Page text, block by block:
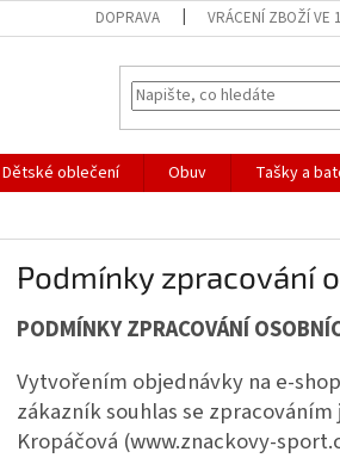
DOPRAVA VRÁCENÍ ZBOŽÍ VE
Dětské oblečení Obuv Tašky a
Podmínky zpracování
PODMÍNKY ZPRACOVÁNÍ
Vytvořením objednávky na e-
zákazník souhlas se
Kropáčová (www.znackovy-